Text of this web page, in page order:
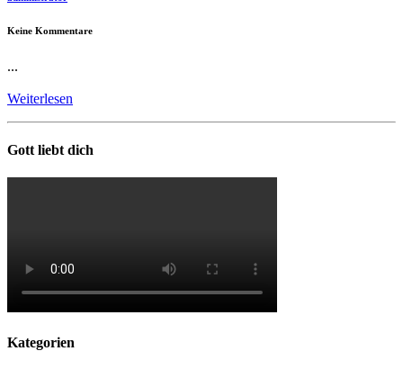
Keine Kommentare
...
Weiterlesen
Gott liebt dich
Kategorien